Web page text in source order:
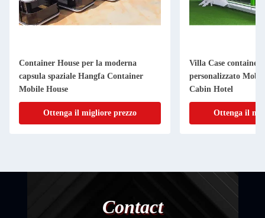
Container House per la moderna
capsula spaziale Hangfa Container
Mobile House
Ottenga il migliore prezzo
Villa Case container
personalizzato
Cabin Hotel
Ottenga il
Contact